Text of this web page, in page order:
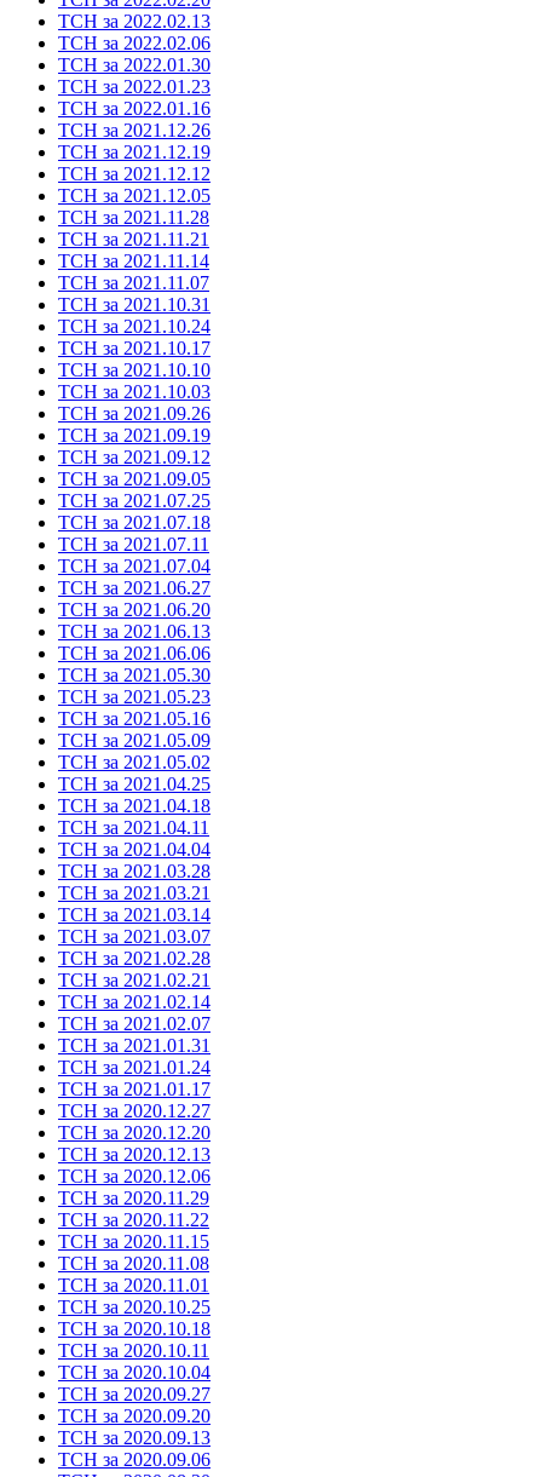
ТСН за 2022.02.13
ТСН за 2022.02.06
ТСН за 2022.01.30
ТСН за 2022.01.23
ТСН за 2022.01.16
ТСН за 2021.12.26
ТСН за 2021.12.19
ТСН за 2021.12.12
ТСН за 2021.12.05
ТСН за 2021.11.28
ТСН за 2021.11.21
ТСН за 2021.11.14
ТСН за 2021.11.07
ТСН за 2021.10.31
ТСН за 2021.10.24
ТСН за 2021.10.17
ТСН за 2021.10.10
ТСН за 2021.10.03
ТСН за 2021.09.26
ТСН за 2021.09.19
ТСН за 2021.09.12
ТСН за 2021.09.05
ТСН за 2021.07.25
ТСН за 2021.07.18
ТСН за 2021.07.11
ТСН за 2021.07.04
ТСН за 2021.06.27
ТСН за 2021.06.20
ТСН за 2021.06.13
ТСН за 2021.06.06
ТСН за 2021.05.30
ТСН за 2021.05.23
ТСН за 2021.05.16
ТСН за 2021.05.09
ТСН за 2021.05.02
ТСН за 2021.04.25
ТСН за 2021.04.18
ТСН за 2021.04.11
ТСН за 2021.04.04
ТСН за 2021.03.28
ТСН за 2021.03.21
ТСН за 2021.03.14
ТСН за 2021.03.07
ТСН за 2021.02.28
ТСН за 2021.02.21
ТСН за 2021.02.14
ТСН за 2021.02.07
ТСН за 2021.01.31
ТСН за 2021.01.24
ТСН за 2021.01.17
ТСН за 2020.12.27
ТСН за 2020.12.20
ТСН за 2020.12.13
ТСН за 2020.12.06
ТСН за 2020.11.29
ТСН за 2020.11.22
ТСН за 2020.11.15
ТСН за 2020.11.08
ТСН за 2020.11.01
ТСН за 2020.10.25
ТСН за 2020.10.18
ТСН за 2020.10.11
ТСН за 2020.10.04
ТСН за 2020.09.27
ТСН за 2020.09.20
ТСН за 2020.09.13
ТСН за 2020.09.06